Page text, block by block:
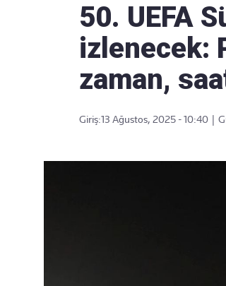
50. UEFA
izlenecek:
zaman,
Giriş:13 Ağustos, 2025 - 10:40